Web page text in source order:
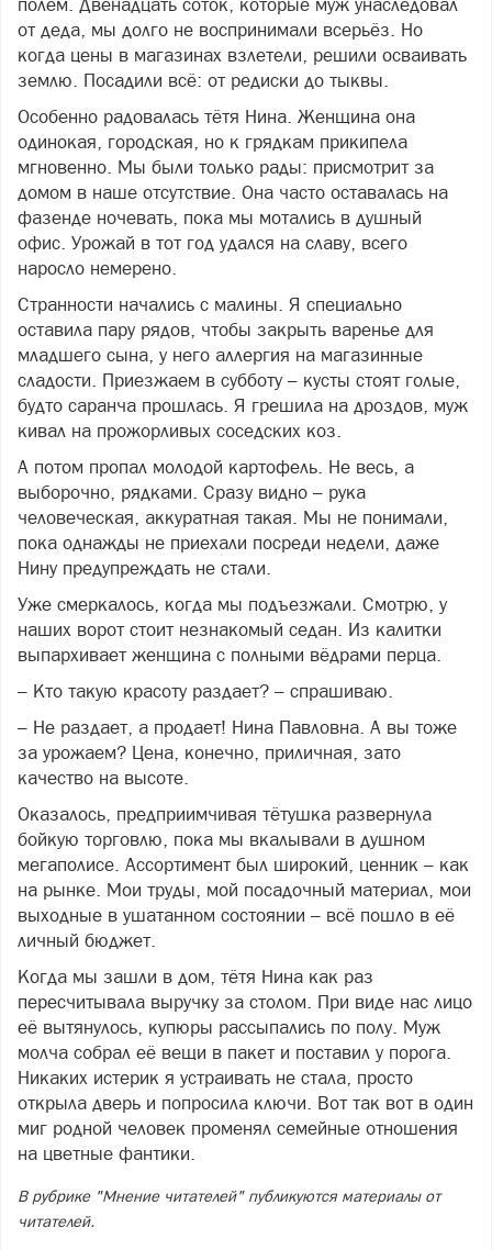
от деда, мы долго не воспринимали всерьёз. Но
когда цены в магазинах взлетели, решили осваивать
землю. Посадили всё: от редиски до тыквы.
Особенно радовалась тётя Нина. Женщина она
одинокая, городская, но к грядкам прикипела
мгновенно. Мы были только рады: присмотрит за
домом в наше отсутствие. Она часто оставалась на
фазенде ночевать, пока мы мотались в душный
офис. Урожай в тот год удался на славу, всего
наросло немерено.
Странности начались с малины. Я специально
оставила пару рядов, чтобы закрыть варенье для
младшего сына, у него аллергия на магазинные
сладости. Приезжаем в субботу – кусты стоят голые,
будто саранча прошлась. Я грешила на дроздов, муж
кивал на прожорливых соседских коз.
А потом пропал молодой картофель. Не весь, а
выборочно, рядками. Сразу видно – рука
человеческая, аккуратная такая. Мы не понимали,
пока однажды не приехали посреди недели, даже
Нину предупреждать не стали.
Уже смеркалось, когда мы подъезжали. Смотрю, у
наших ворот стоит незнакомый седан. Из калитки
выпархивает женщина с полными вёдрами перца.
– Кто такую красоту раздает? – спрашиваю.
– Не раздает, а продает! Нина Павловна. А вы тоже
за урожаем? Цена, конечно, приличная, зато
качество на высоте.
Оказалось, предприимчивая тётушка развернула
бойкую торговлю, пока мы вкалывали в душном
мегаполисе. Ассортимент был широкий, ценник – как
на рынке. Мои труды, мой посадочный материал, мои
выходные в ушатанном состоянии – всё пошло в её
личный бюджет.
Когда мы зашли в дом, тётя Нина как раз
пересчитывала выручку за столом. При виде нас лицо
её вытянулось, купюры рассыпались по полу. Муж
молча собрал её вещи в пакет и поставил у порога.
Никаких истерик я устраивать не стала, просто
открыла дверь и попросила ключи. Вот так вот в один
миг родной человек променял семейные отношения
на цветные фантики.
В рубрике "Мнение читателей" публикуются материалы от
читателей.